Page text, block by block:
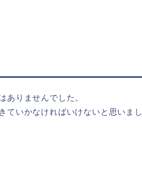
ありませんでした。
ていかなければいけないと思いまし